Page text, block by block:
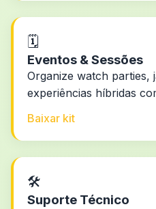
🗓️
Eventos & Sessões
Organize watch parties,
experiências híbridas
Baixar kit
🛠️
Suporte Técnico